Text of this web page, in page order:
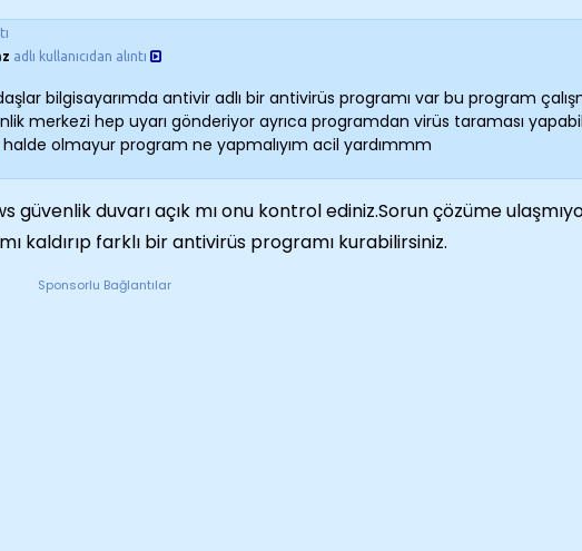
adlı kullanıcıdan alıntı
bilgisayarımda antivir adlı bir antivirüs programı var bu program
merkezi hep uyarı gönderiyor ayrıca programdan virüs taraması
olmayur program ne yapmalıyım acil yardımmm
güvenlik duvarı açık mı onu kontrol ediniz.Sorun çözüme
kaldırıp farklı bir antivirüs programı kurabilirsiniz.
Sponsorlu Bağlantılar